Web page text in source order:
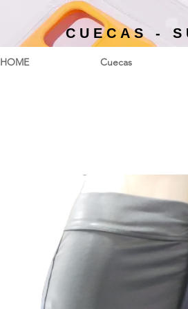
CUECAS -
HOME Cuecas